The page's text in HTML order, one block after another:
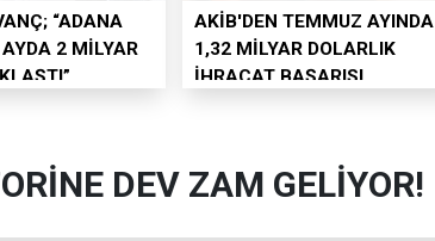
“ADANA
2 MİLYAR
AKİB'DEN TEMMUZ AYINDA
1,32 MİLYAR DOLARLIK
İHRACAT BAŞARISI
DEV ZAM GELİYOR!